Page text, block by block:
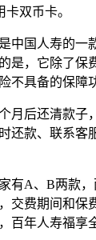
卡双币卡。
国人寿的一
是，它除了保
不具备的保障
后还清款子
还款、联系客
A、B两款，
交费期间和保
百年人寿福享